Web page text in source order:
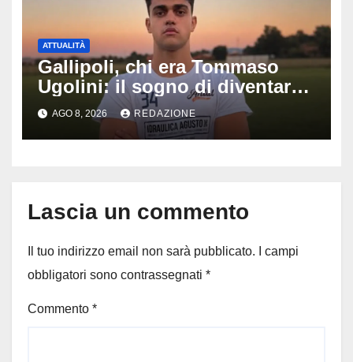
ATTUALITÀ
Gallipoli, chi era Tommaso
Ugolini: il sogno di diventare
medico e la fascia da
capitano, il dolore di Bologna
per il 19enne morto in mare
AGO 8, 2026 REDAZIONE
Lascia un commento
Il tuo indirizzo email non sarà pubblicato.
I campi
obbligatori sono contrassegnati *
Commento *